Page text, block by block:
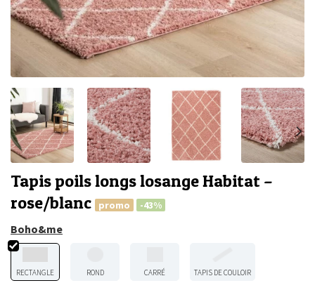
Tapis poils longs losange Habitat –
rose/blanc
promo -43%
Boho&me
RECTANGLE ROND CARRÉ TAPIS DE COULOIR